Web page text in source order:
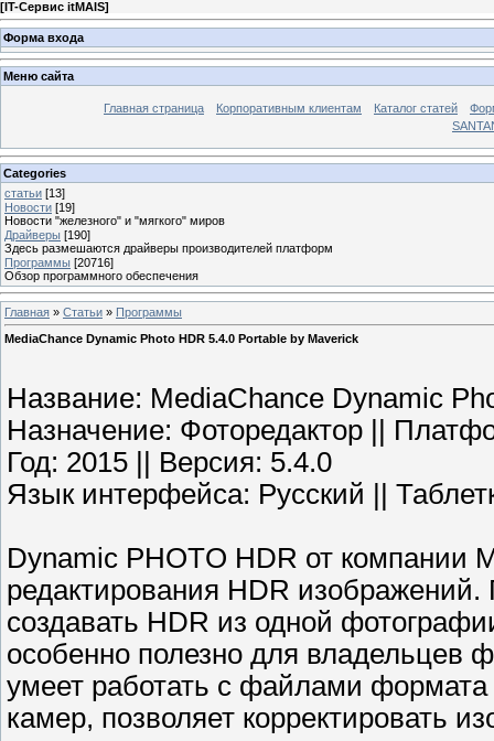
[IT-Сервис itMAIS]
Форма входа
Меню сайта
Главная страница Корпоративным клиентам Каталог статей
Categories
статьи [13]
Новости [19]
Новости "железного" и "мягкого" миров
Драйверы [190]
Здесь размешаются драйверы производителей платформ
Программы [20716]
Обзор программного обеспечения
Главная » Статьи » Программы
MediaChance Dynamic Photo HDR 5.4.0 Portable by Maverick
Название: MediaChance Dynamic
Назначение: Фоторедактор ||
Год: 2015 || Версия: 5.4.0
Язык интерфейса: Русский ||
Dynamic PHOTO HDR от компании
редактирования HDR
создавать HDR из одной
особенно полезно для владельцев
умеет работать с файлами
камер, позволяет корректировать